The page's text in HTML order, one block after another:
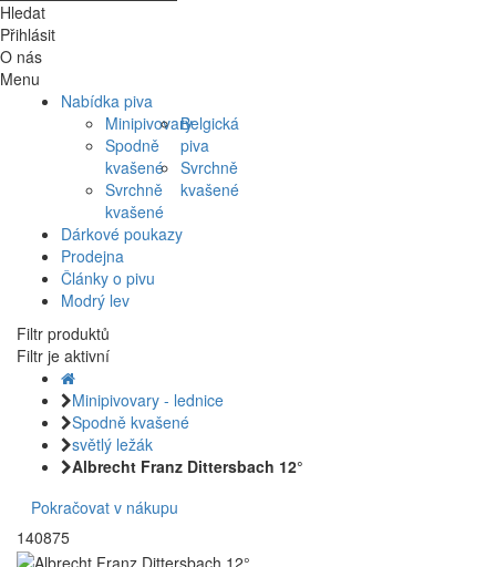
Hledat
Přihlásit
O nás
Menu
Nabídka piva
Minipivovary
Spodně
kvašené
Svrchně
kvašené
Belgická
piva
Svrchně
kvašené
Dárkové poukazy
Prodejna
Články o pivu
Modrý lev
Filtr produktů
Filtr je aktivní
Minipivovary - lednice
Spodně kvašené
světlý ležák
Albrecht Franz Dittersbach 12°
Pokračovat v nákupu
140875